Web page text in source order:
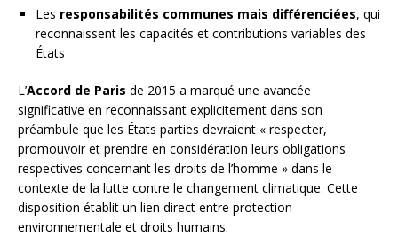
Les responsabilités communes mais différenciées, qui
reconnaissent les capacités et contributions variables des
États
L’Accord de Paris de 2015 a marqué une avancée
significative en reconnaissant explicitement dans son
préambule que les États parties devraient « respecter,
promouvoir et prendre en considération leurs obligations
respectives concernant les droits de l’homme » dans le
contexte de la lutte contre le changement climatique. Cette
disposition établit un lien direct entre protection
environnementale et droits humains.